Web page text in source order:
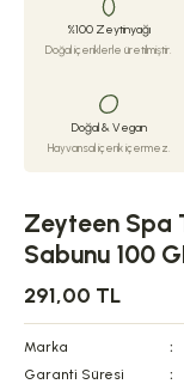
%100 Zeytinyağı
Doğal içeriklerle üretilmiştir.
Doğal & Vegan
Hayvansal içerik içermez.
Zeyteen Spa
Sabunu 100
291,00 TL
Marka
Garanti Süresi